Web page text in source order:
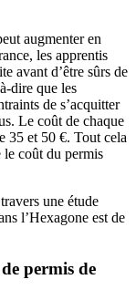
augmenter en
les apprentis
avant d’être sûrs de
dire que les
de s’acquitter
Le coût de chaque
35 et 50 €. Tout cela
le coût du permis
une étude
l’Hexagone est de
permis de